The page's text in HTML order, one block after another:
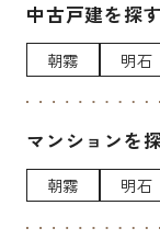
中古戸建を探す
朝霧 明石
マンションを
朝霧 明石